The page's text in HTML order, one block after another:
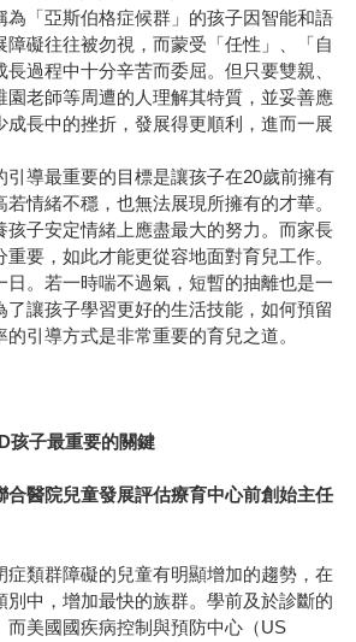
為「亞斯伯格症候群」的孩子因智能和語
障礙往往被勿視，而蒙受「任性」、「自
過程中十分辛苦而委屈。但只要雙親、
園老師等周遭的人理解其特質，並妥善應
成長中的挫折，發展得更順利，進而一展
引導最重要的目標是讓孩子在20歲前擁有
情緒不穩，也無法展現所擁有的才華。
孩子安定情緒上應盡最大的努力。而家長
要，如此才能更從容地面對育兒工作。
日。若一時喘不過氣，短暫的抽離也是一
了讓孩子學習更好的生活技能，如何預留
引導方式是非常重要的育兒之道。
孩子最重要的關鍵
合醫院兒童發展評估療育中心前創始主任
症類群障礙的兒童有明顯增加的趨勢，在
別中，增加最快的族群。學前及於診斷的
而美國國疾病控制與預防中心（US